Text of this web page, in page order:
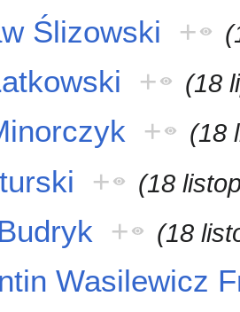
Ślizowski +
+ (18
+ (18
+ (18
+ (18
Wasilewicz